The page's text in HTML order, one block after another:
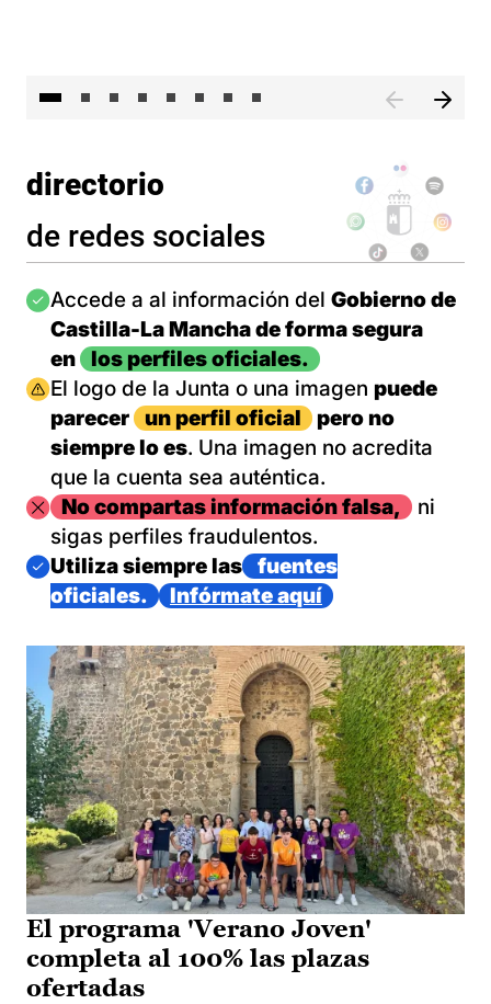
directorio
de redes sociales
Imagen
Accede a al información del Gobierno de
Castilla-La Mancha de forma segura
en
los perfiles oficiales.
Imagen
El logo de la Junta o una imagen puede
parecer
un perfil oficial
pero no
siempre lo es. Una imagen no acredita
que la cuenta sea auténtica.
ImagenNo compartas información falsa,
ni
sigas perfiles fraudulentos.
Imagen
Utiliza siempre las
fuentes
oficiales.
Infórmate aquí
El programa 'Verano Joven'
completa al 100% las plazas
ofertadas